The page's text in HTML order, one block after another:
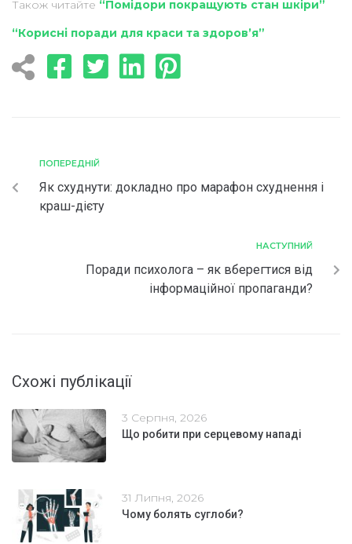
Також читайте “Помідори покращують стан шкіри”
“Корисні поради для краси та здоров’я”
ПОПЕРЕДНІЙ
Як схуднути: докладно про марафон схуднення і
краш-дієту
НАСТУПНИЙ
Поради психолога – як вберегтися від
інформаційної пропаганди?
Схожі публікації
3 Серпня, 2026
Що робити при серцевому нападі
31 Липня, 2026
Чому болять суглоби?